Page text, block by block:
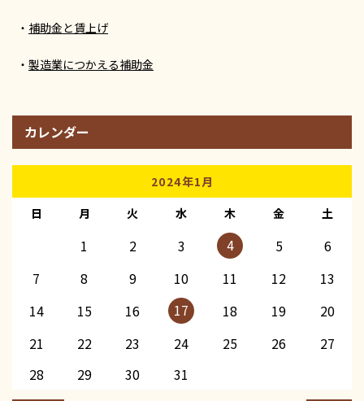
補助金と賃上げ
製造業につかえる補助金
カレンダー
2024年1月
日
月 火 水 木 金 土
1 2 3 4 5
6
7
8 9 10 11 12
13
14
15 16 17 18 19
20
21
22 23 24 25 26
27
28
29 30 31